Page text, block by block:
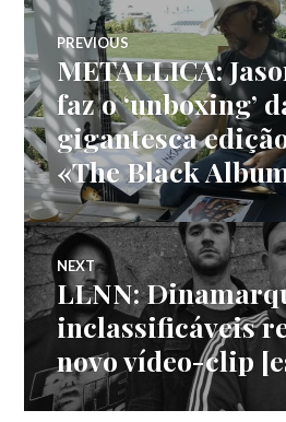
Navegação
de
artigos
PREVIOUS
Previous
post:
METALLICA:
faz o ‘unboxing’
gigantesca
«The Black
NEXT
Next
post:
LLNN:
inclassificáveis
novo vídeo-clip